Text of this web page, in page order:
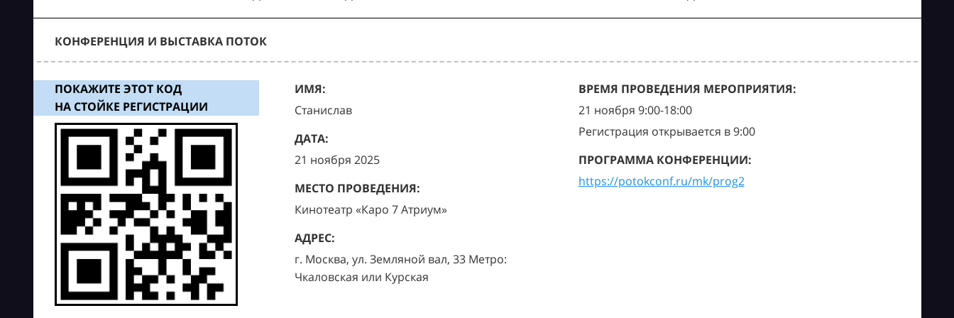
КОНФЕРЕНЦИЯ И ВЫСТАВКА ПОТОК
ПОКАЖИТЕ ЭТОТ КОД
НА СТОЙКЕ РЕГИСТРАЦИИ
ИМЯ:
Станислав
ДАТА:
21 ноября 2025
МЕСТО ПРОВЕДЕНИЯ:
Кинотеатр «Каро 7 Атриум»
АДРЕС:
г. Москва, ул. Земляной вал, 33 Метро:
Чкаловская или Курская
ВРЕМЯ ПРОВЕДЕНИЯ МЕРОПРИЯТИЯ:
21 ноября 9:00-18:00
Регистрация открывается в 9:00
ПРОГРАММА КОНФЕРЕНЦИИ:
https://potokconf.ru/mk/prog2